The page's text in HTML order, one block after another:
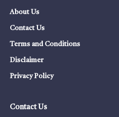
About Us
Contact Us
Terms and Conditions
Disclaimer
Privacy Policy
Contact Us